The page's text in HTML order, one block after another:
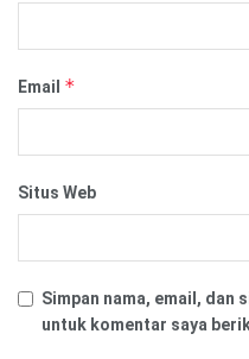
Email *
Situs Web
Simpan nama, email, dan
untuk komentar saya